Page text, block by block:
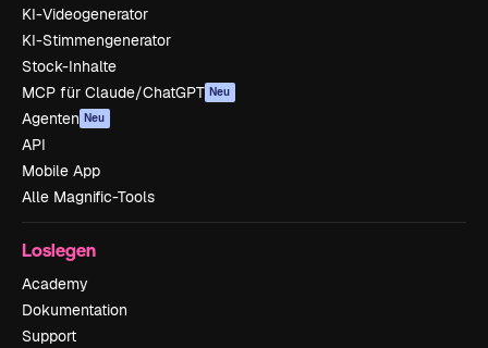
KI-Videogenerator
KI-Stimmengenerator
Stock-Inhalte
MCP für Claude/ChatGPT Neu
Agenten Neu
API
Mobile App
Alle Magnific-Tools
Loslegen
Academy
Dokumentation
Support